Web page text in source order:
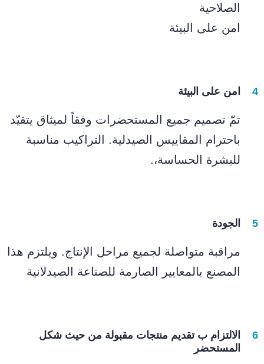
الصلاحية
امن على البيئة
امن على البيئة
تمّ تصميم جميع المستحضرات وفقاً لميثاق يتقيّد
باحترام المقاييس الصيدلية. التراكيب مناسبة
للبشرة الحساسة،.
الجودة
مراقبة متواصلة لجميع مراحل الإنتاج. ويلتزم هذا
المصنع بالمعايير الصارمة للصناعة الصيدلانية
الالتزام ب تقديم منتجات مقبولة من حيث شكل
المستحضر